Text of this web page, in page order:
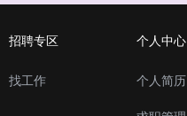
招聘专区
找工作
个人中心
个人简历